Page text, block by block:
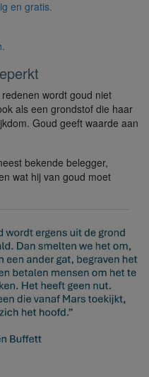
en gratis.
wordt goud niet
als een grondstof die haar
Goud geeft waarde aan
bekende belegger,
wat hij van goud moet